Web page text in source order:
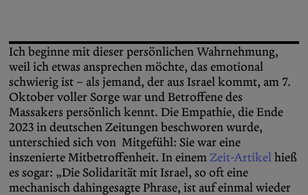
Ich beginne mit dieser persönlichen Wahrnehmung,
weil ich etwas ansprechen möchte, das emotional
schwierig ist – als jemand, der aus Israel kommt, am 7.
Oktober voller Sorge war und Betroffene des
Massakers persönlich kennt. Die Empathie, die Ende
2023 in deutschen Zeitungen beschworen wurde,
unterschied sich von Mitgefühl: Sie war eine
inszenierte Mitbetroffenheit. In einemZeit-Artikelhieß
es sogar: „Die Solidarität mit Israel, so oft eine
mechanisch dahingesagte Phrase, ist auf einmal wieder